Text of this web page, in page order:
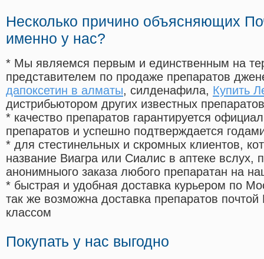
Несколько причино объясняющих
именно у нас?
* Мы являемся первым и единственным на
представителем по продаже препаратов
дапоксетин в алматы, силденафила, Купить
дистрибьютором других известных препаратов
* качество препаратов гарантируется
препаратов и успешно подтверждается
* для стестинельных и скромных клиентов,
название Виагра или Сиалис в аптеке вслух,
анонимныого заказа любого препаратан на
* быстрая и удобная доставка курьером по
так же возможна доставка препаратов
классом
Покупать у нас выгодно